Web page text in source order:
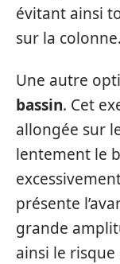
évitant ainsi
sur la colonne.
Une autre
bassin. Cet
allongée sur
lentement le
présente
grande
ainsi le